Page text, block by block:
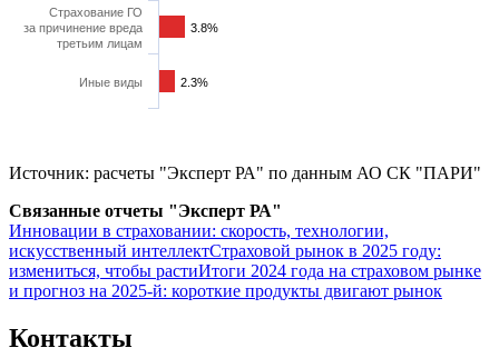
3.8%
3.8%
2.3%
2.3%
Страхование ГО
за причинение вреда
третьим лицам
Иные виды
Источник: расчеты "Эксперт РА" по данным АО СК "ПАРИ"
Связанные отчеты "Эксперт РА"
Инновации в страховании: скорость, технологии,
искусственный интеллектСтраховой рынок в 2025 году:
измениться, чтобы растиИтоги 2024 года на страховом рынке
и прогноз на 2025-й: короткие продукты двигают рынок
Контакты